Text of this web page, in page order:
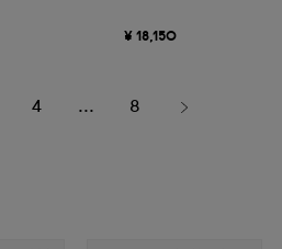
¥ 18,150
4 ... 8